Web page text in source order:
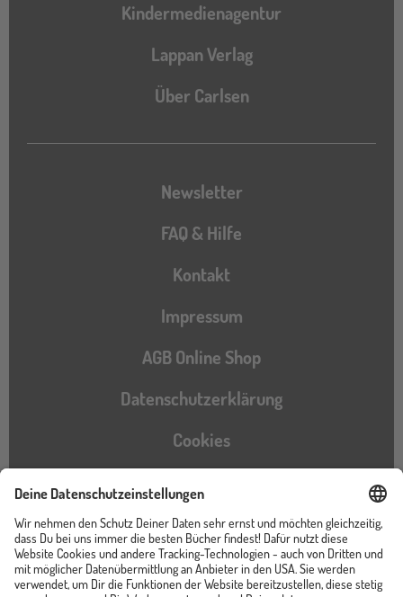
Kindermedienagentur
Lappan Verlag
Über Carlsen
Newsletter
FAQ & Hilfe
Kontakt
Impressum
AGB Online Shop
Datenschutzerklärung
Cookies
Barrierefreiheitserklärung
Instagram
TikTokPinterestYouTubeFacebook